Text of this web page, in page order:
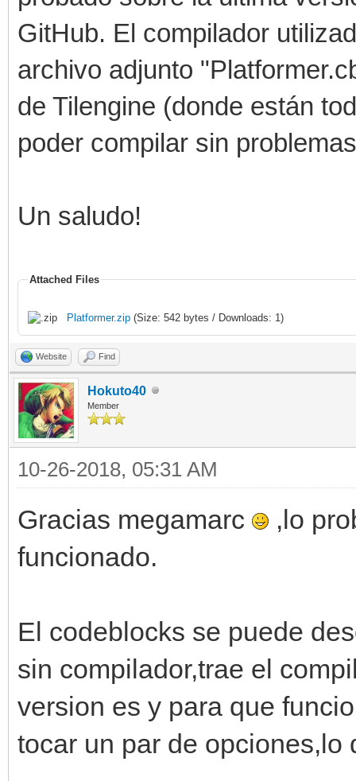
GitHub. El compilador
archivo adjunto
de Tilengine (donde están
poder compilar sin
Un saludo!
Attached Files
Platformer.zip (Size: 542 bytes / Downloads: 1)
Website Find
Hokuto40
Member
10-26-2018, 05:31 AM
Gracias megamarc
,lo
funcionado.
El codeblocks se puede
sin compilador,trae el
version es y para que
tocar un par de opciones,lo